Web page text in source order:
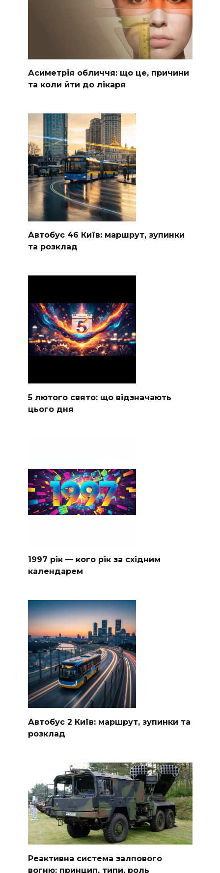
Асиметрія обличчя: що це, причини
та коли йти до лікаря
Автобус 46 Київ: маршрут, зупинки
та розклад
5 лютого свято: що відзначають
цього дня
1997 рік — кого рік за східним
календарем
Автобус 2 Київ: маршрут, зупинки та
розклад
Реактивна система залпового
вогню: принцип, типи, роль